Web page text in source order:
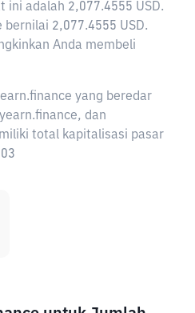
ini adalah 2,077.4555 USD.
2,077.4555 USD.
Anda membeli
yang beredar
dan
total kapitalisasi pasar